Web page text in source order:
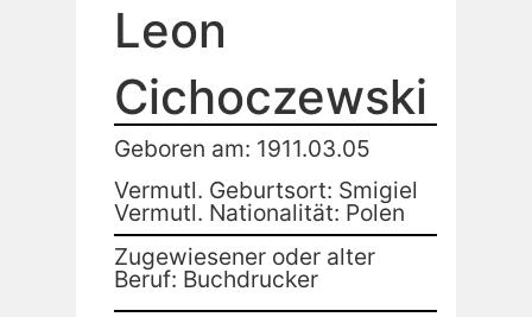
Leon
Cichoczewski
Geboren am: 1911.03.05
Vermutl. Geburtsort: Smigiel
Vermutl. Nationalität: Polen
Zugewiesener oder alter
Beruf: Buchdrucker